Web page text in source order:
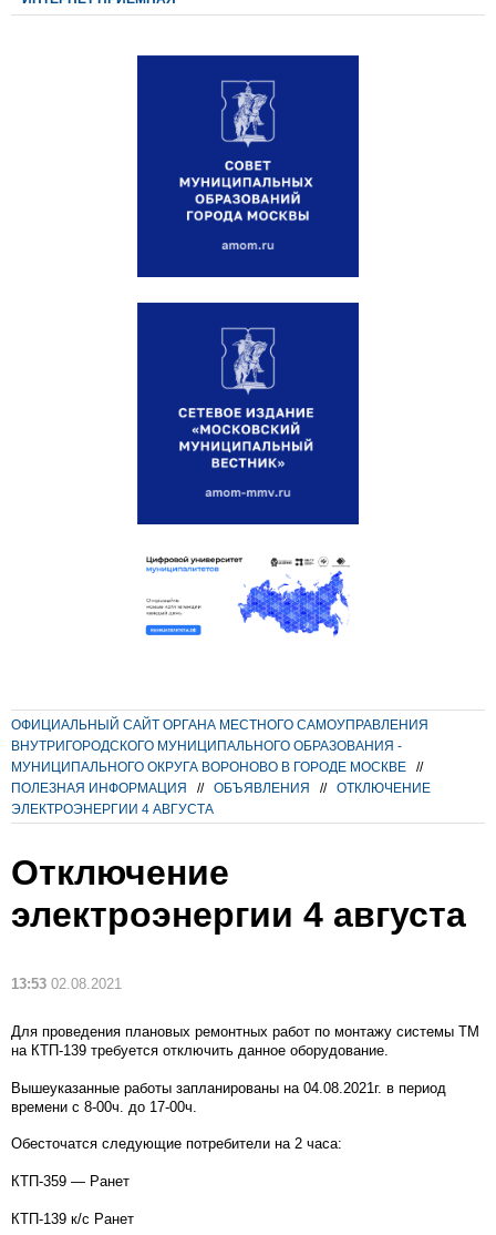
ОФИЦИАЛЬНЫЙ САЙТ ОРГАНА МЕСТНОГО САМОУПРАВЛЕНИЯ
ВНУТРИГОРОДСКОГО МУНИЦИПАЛЬНОГО ОБРАЗОВАНИЯ -
МУНИЦИПАЛЬНОГО ОКРУГА ВОРОНОВО В ГОРОДЕ МОСКВЕ
//
ПОЛЕЗНАЯ ИНФОРМАЦИЯ
// ОБЪЯВЛЕНИЯ //
ОТКЛЮЧЕНИЕ
ЭЛЕКТРОЭНЕРГИИ 4 АВГУСТА
Отключение
электроэнергии 4 августа
13:53 02.08.2021
Для проведения плановых ремонтных работ по монтажу системы ТМ
на КТП-139 требуется отключить данное оборудование.
Вышеуказанные работы запланированы на 04.08.2021г. в период
времени с 8-00ч. до 17-00ч.
Обесточатся следующие потребители на 2 часа:
КТП-359 — Ранет
КТП-139 к/с Ранет